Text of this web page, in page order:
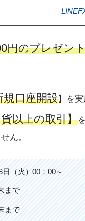
円のプレゼン
規口座開設】を
以上の取引】
ん。
日（火）00：00～
まで
まで